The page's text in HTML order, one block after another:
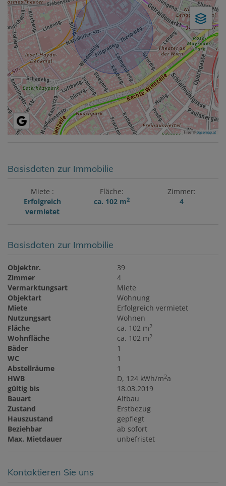
Tiles ©basemap.at
Basisdaten zur Immobilie
Miete
Erfolgreich
vermietet
Fläche
ca. 102 m2
Zimmer
4
Basisdaten zur Immobilie
Objektnr.
39
Zimmer
4
Vermarktungsart
Miete
Objektart
Wohnung
Miete
Erfolgreich vermietet
Nutzungsart
Wohnen
Fläche
ca. 102 m2
Wohnfläche ca. 102 m2
Bäder
1
WC
1
Abstellräume
1
HWB
D, 124 kWh/m2a
gültig bis
18.03.2019
Bauart
Altbau
Zustand
Erstbezug
Hauszustand
gepflegt
Beziehbar
ab sofort
Max. Mietdauer
unbefristet
Kontaktieren Sie uns